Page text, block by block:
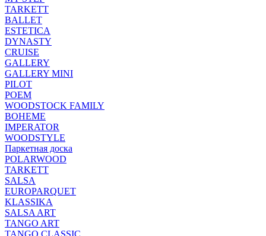
TARKETT
BALLET
ESTETICA
DYNASTY
CRUISE
GALLERY
GALLERY MINI
PILOT
POEM
WOODSTOCK FAMILY
BOHEME
IMPERATOR
WOODSTYLE
Паркетная доска
POLARWOOD
TARKETT
SALSA
EUROPARQUET
KLASSIKA
SALSA ART
TANGO ART
TANGO CLASSIC